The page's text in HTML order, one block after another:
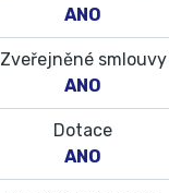
ANO
Zveřejněné smlouvy
ANO
Dotace
ANO